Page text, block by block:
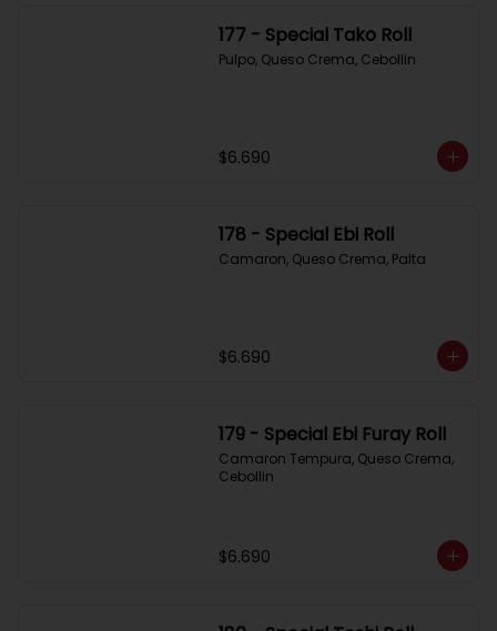
177 - Special Tako Roll
Pulpo, Queso Crema, Cebollin
$6.690
178 - Special Ebi Roll
Camaron, Queso Crema, Palta
$6.690
179 - Special Ebi Furay Roll
Camaron Tempura, Queso Crema,
Cebollin
$6.690